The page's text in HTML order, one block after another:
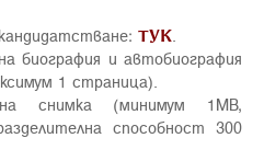
ТУК.
биография и автобиография
1 страница).
снимка (минимум 1MB,
способност 300